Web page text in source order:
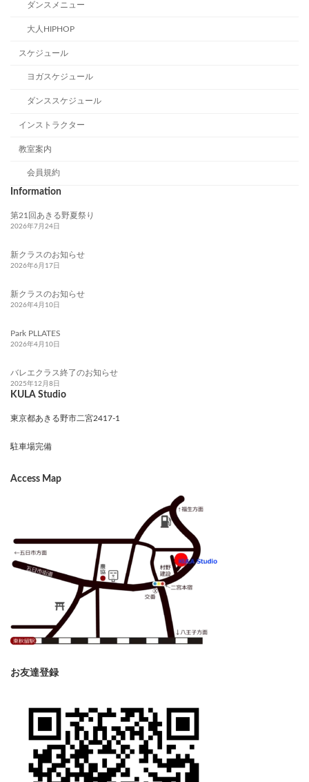
ダンスメニュー
大人HIPHOP
スケジュール
ヨガスケジュール
ダンススケジュール
インストラクター
教室案内
会員規約
Information
第21回あきる野夏祭り
2026年7月24日
新クラスのお知らせ
2026年6月17日
新クラスのお知らせ
2026年4月10日
Park PLLATES
2026年4月10日
バレエクラス終了のお知らせ
2025年12月8日
KULA Studio
東京都あきる野市二宮2417-1
駐車場完備
Access Map
お友達登録